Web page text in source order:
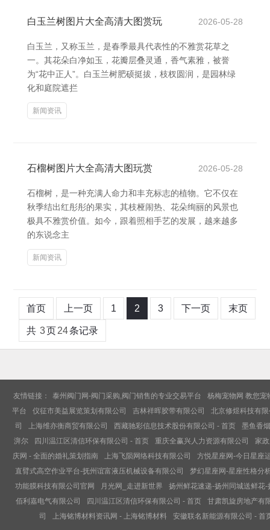
白玉兰树图片大全高清大图赏玩 2026-05-28
白玉兰，又称玉兰，是春季最具代表性的不雅赏花草之
一。其花朵白净如玉，花瓣层叠灵通，香气素雅，被誉
为“花中正人”。白玉兰树肥硕挺拔，枝杈圆润，是园林绿
化和庭院遮拦
新闻资讯
石榴树图片大全高清大图玩赏 2026-05-28
石榴树，是一种充满人命力和丰充标志的植物。它不仅在
秋季结出红彤彤的果实，其枝桠闹热、花朵绚丽的风景也
极具不雅赏价值。如今，跟着照相手艺的发展，越来越多
的东说念主
新闻资讯
首页 上一页 1 2 3 下一页 末页
共 3页24条记录
友情链接： 泰州阀门网-阀门采购,阀门销售的专业交易平台
杨梅宠物网 教您宠
平台
仪征市美益展览策划有限公司 吉林祥晖胶带有限公司
北京修煜科技有
司
上海维亦衡商贸有限公司 西藏驰彩信息技术股份有限公司 - 首页
墨鱼香
湃尔
四川温江区清信环保有限公司 - 首页 重庆全赢兴人力资源有限公司
家
庆网 - 全面的婚礼策划指南
上海飞陨网络科技有限公司
方悦星座网-今日星座
直臂式高空作业平台-抚州谊富液压机械设备有限公司
梦幻星座网-星座性格分
功能膜科技有限公司官网
月光网_走进新世界
扬州鲜花速递-扬州同城送鲜花
佰利嘉电气有限公司
四川温江区清信环保有限公司 - 首页
甘肃凯旋房地产有
司
上海铭博材料资讯网 - 上海铭博材料 安徽联名新能源有限公司 - 首